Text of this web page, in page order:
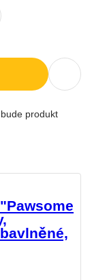
produkt